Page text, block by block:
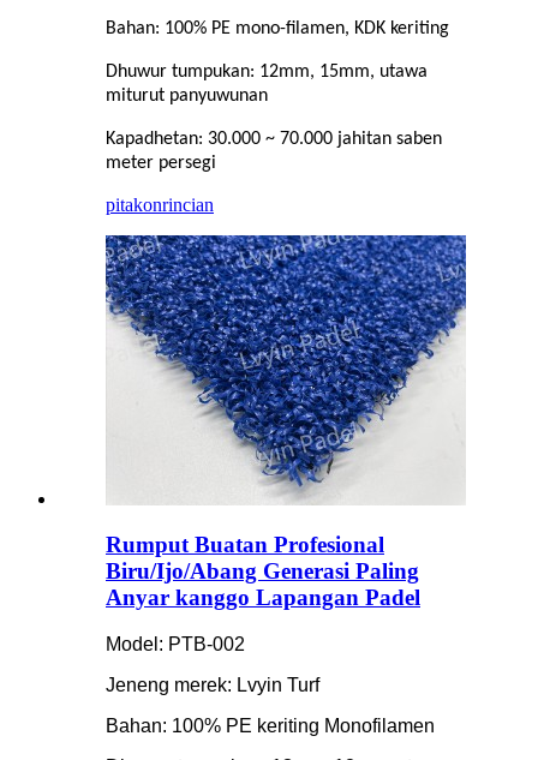
Bahan: 100% PE mono-filamen, KDK keriting
Dhuwur tumpukan: 12mm, 15mm, utawa
miturut panyuwunan
Kapadhetan: 30.000 ~ 70.000 jahitan saben
meter persegi
pitakonrincian
Rumput Buatan Profesional
Biru/Ijo/Abang Generasi Paling
Anyar kanggo Lapangan Padel
Model: PTB-002
Jeneng merek: Lvyin Turf
Bahan: 100% PE keriting Monofilamen